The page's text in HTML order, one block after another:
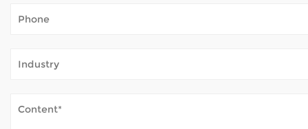
Cum se descurcă scooterul de mobilitate cu
parc sau pur și simplu luând aer curat - fără oboseală
Dec 31, 2025